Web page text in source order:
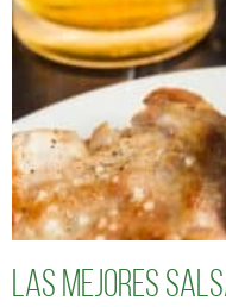
Las mejores